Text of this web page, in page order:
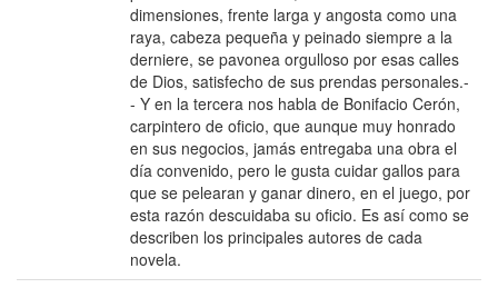
dimensiones, frente larga y angosta como una
raya, cabeza pequeña y peinado siempre a la
derniere, se pavonea orgulloso por esas calles
de Dios, satisfecho de sus prendas personales.-
- Y en la tercera nos habla de Bonifacio Cerón,
carpintero de oficio, que aunque muy honrado
en sus negocios, jamás entregaba una obra el
día convenido, pero le gusta cuidar gallos para
que se pelearan y ganar dinero, en el juego, por
esta razón descuidaba su oficio. Es así como se
describen los principales autores de cada
novela.